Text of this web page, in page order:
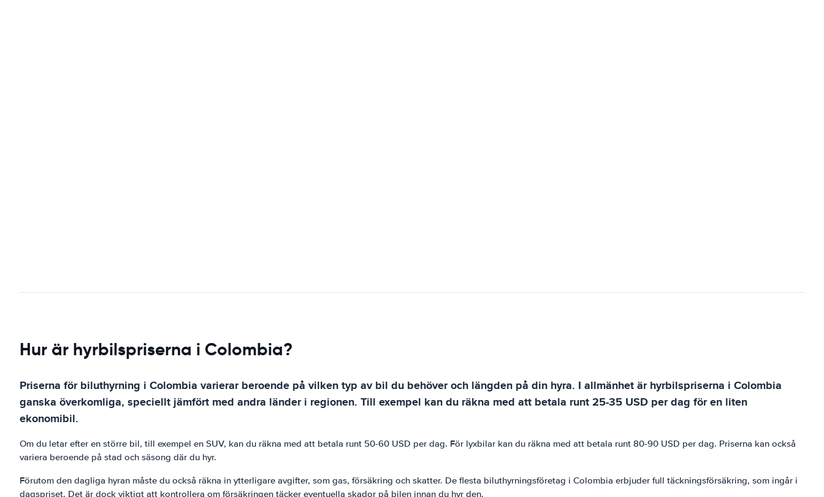
Hur är hyrbilspriserna i Colombia?
Priserna för biluthyrning i Colombia varierar beroende på vilken typ av bil du behöver och längden på din hyra. I allmänhet är hyrbilspriserna i Colombia
ganska överkomliga, speciellt jämfört med andra länder i regionen. Till exempel kan du räkna med att betala runt 25-35 USD per dag för en liten
ekonomibil.
Om du letar efter en större bil, till exempel en SUV, kan du räkna med att betala runt 50-60 USD per dag. För lyxbilar kan du räkna med att betala runt 80-90 USD per dag. Priserna kan också
variera beroende på stad och säsong där du hyr.
Förutom den dagliga hyran måste du också räkna in ytterligare avgifter, som gas, försäkring och skatter. De flesta biluthyrningsföretag i Colombia erbjuder full täckningsförsäkring, som ingår i
dagspriset. Det är dock viktigt att kontrollera om försäkringen täcker eventuella skador på bilen innan du hyr den.